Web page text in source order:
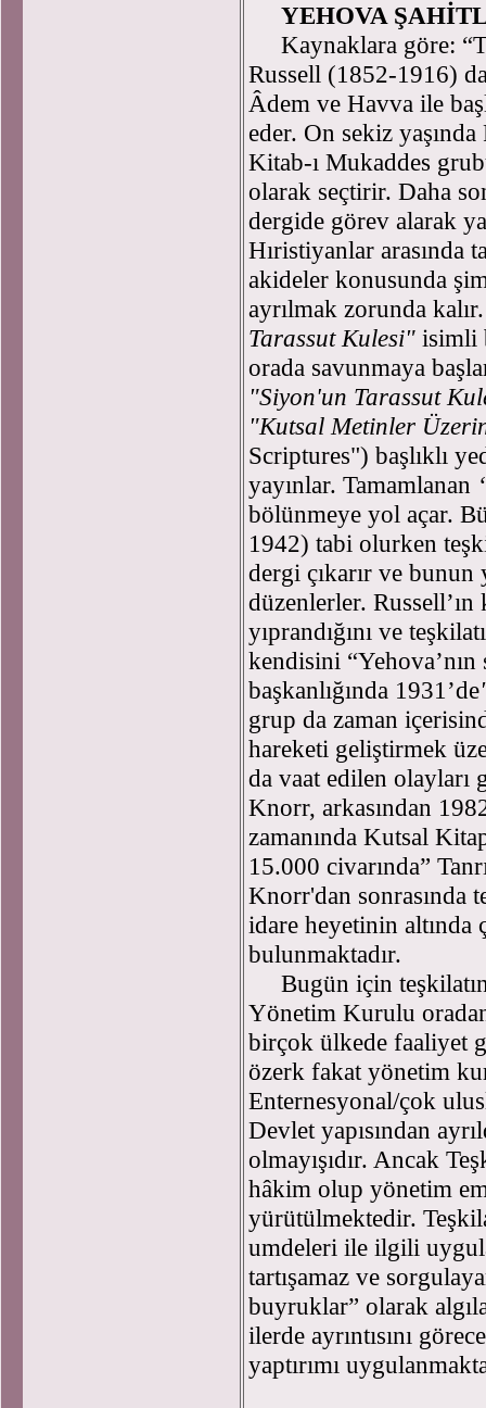
YEHOVA
Kaynaklara göre:
Russell (1852-1916)
Âdem ve Havva ile
eder. On sekiz
Kitab-ı Mukaddes
olarak seçtirir. Daha
dergide görev alarak
Hıristiyanlar arasında
akideler konusunda
ayrılmak zorunda
Tarassut Kulesi" isimli
orada savunmaya
"Siyon'un Tarassut
"Kutsal Metinler
Scriptures") başlıklı
yayınlar. Tamamlanan
bölünmeye yol açar.
1942) tabi olurken
dergi çıkarır ve bunun
düzenlerler.
yıprandığını ve
kendisini
başkanlığında 1931’de
grup da zaman
hareketi geliştirmek
da vaat edilen olayları
Knorr, arkasından
zamanında Kutsal
15.000 civarında”
Knorr'dan sonrasında
idare heyetinin altında
bulunmaktadır.
Bugün için
Yönetim Kurulu
birçok ülkede faaliyet
özerk fakat yönetim
Enternesyonal/çok
Devlet yapısından
olmayışıdır. Ancak
hâkim olup yönetim
yürütülmektedir.
umdeleri ile ilgili
tartışamaz ve
buyruklar” olarak
ilerde ayrıntısını
yaptırımı